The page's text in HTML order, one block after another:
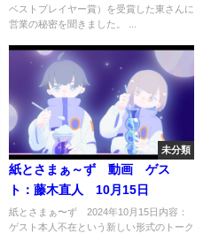
ベストプレイヤー賞）を受賞した東さんに
営業の秘密を聞きました。 ...
未分類
紙とさまぁ～ず 動画 ゲス
ト：藤木直人 10月15日
紙とさまぁ〜ず 2024年10月15日内容：
ゲスト本人不在という新しい形式のトーク